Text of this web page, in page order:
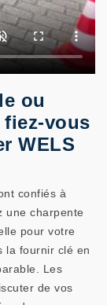
ou
vous
WELS
confiés à
une charpente
pour votre
la fournir clé en
Les
de vos